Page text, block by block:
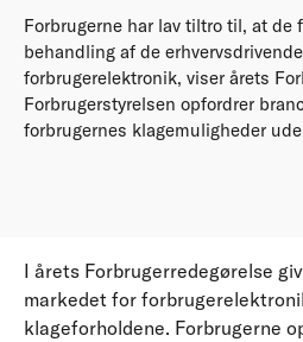
Forbrugerne har lav tiltro til, at de
behandling af de
forbrugerelektronik, viser årets
Forbrugerstyrelsen opfordrer
forbrugernes klagemuligheder
I årets Forbrugerredegørelse
markedet for
klageforholdene. Forbrugerne